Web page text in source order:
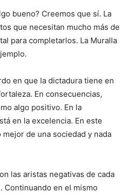
bueno? Creemos que sí. La
que necesitan mucho más de
para completarlos. La Muralla
en que la dictadura tiene en
En consecuencias,
algo positivo. En la
en la excelencia. En este
de una sociedad y nada
las aristas negativas de cada
Continuando en el mismo